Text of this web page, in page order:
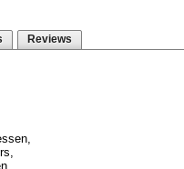
Reviews